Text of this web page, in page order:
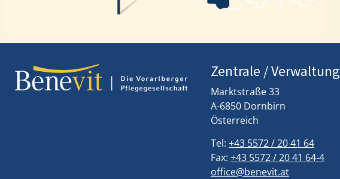
Zentrale / Verwaltung
Marktstraße 33
A-6850 Dornbirn
Österreich
Tel:+43 5572 / 20 41 64
Fax:+43 5572 / 20 41 64-4
office@benevit.at